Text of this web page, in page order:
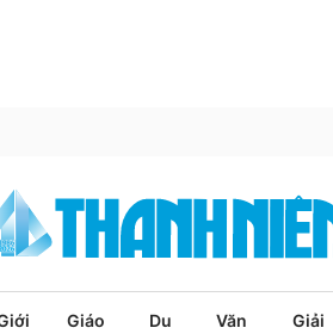
Giáo
Du
Văn
Giải